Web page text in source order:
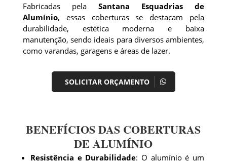
Fabricadas pela Santana Esquadrias de
Alumínio, essas coberturas se destacam pela
durabilidade, estética moderna e baixa
manutenção, sendo ideais para diversos ambientes,
como varandas, garagens e áreas de lazer.
SOLICITAR ORÇAMENTO
BENEFÍCIOS DAS COBERTURAS
DE ALUMÍNIO
Resistência e Durabilidade: O alumínio é um